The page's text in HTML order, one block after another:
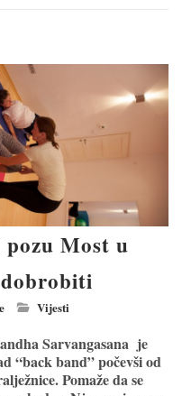
Most u
Vijesti
Sarvangasana je
“back band” počevši od
Pomaže da se